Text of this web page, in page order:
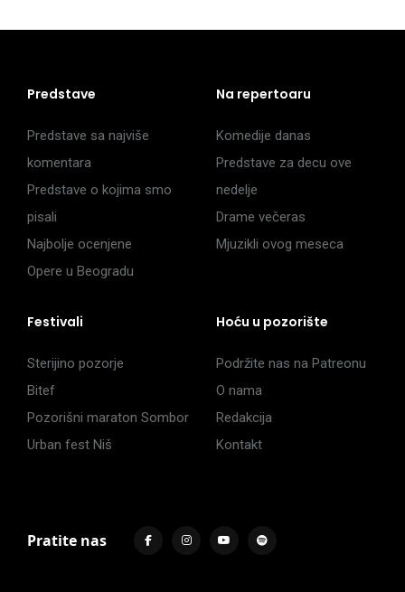
Predstave
Predstave sa najviše
komentara
Predstave o kojima smo
pisali
Najbolje ocenjene
Opere u Beogradu
Na repertoaru
Komedije danas
Predstave za decu ove
nedelje
Drame večeras
Mjuzikli ovog meseca
Festivali
Sterijino pozorje
Bitef
Pozorišni maraton Sombor
Urban fest Niš
Hoću u pozorište
Podržite nas na Patreonu
O nama
Redakcija
Kontakt
Pratite nas